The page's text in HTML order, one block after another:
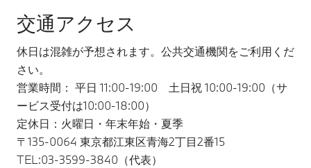
交通アクセス
休日は混雑が予想されます。公共交通機関をご利用くだ
さい。
営業時間： 平日 11:00-19:00 土日祝 10:00-19:00（サ
ービス受付は10:00-18:00）
定休日：火曜日・年末年始・夏季
〒135-0064 東京都江東区青海2丁目2番15
TEL:03-3599-3840（代表）